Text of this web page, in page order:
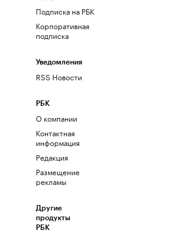
Подписка на РБК
Корпоративная
подписка
Уведомления
RSS Новости
РБК
О компании
Контактная
информация
Редакция
Размещение
рекламы
Другие
продукты
РБК